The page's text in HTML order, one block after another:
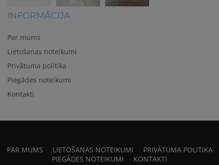
INFORMĀCIJA
Par mums
Lietošanas noteikumi
Privātuma politika
Piegādes noteikumi
Kontakti
PAR MUMS LIETOŠANAS NOTEIKUMI
PRIVĀTUMA POLITIKA
PIEGĀDES NOTEIKUMI
KONTAKTI